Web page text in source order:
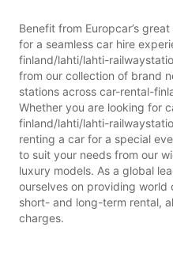
Benefit from Europcar’s
for a seamless car hire
finland/lahti/lahti-
from our collection of brand
stations across car-rental-
Whether you are looking for
finland/lahti/lahti-
renting a car for a special
to suit your needs from our
luxury models. As a global
ourselves on providing
short- and long-term rental,
charges.